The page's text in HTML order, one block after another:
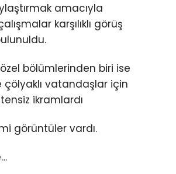
amacıyla
karşılıklı görüş
bölümlerinden biri ise
çölyaklı vatandaşlar için
ikramlardı
görüntüler vardı.